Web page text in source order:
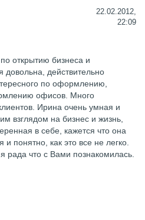
22.02.2012,
22:09
открытию бизнеса и
довольна, действительно
по оформлению,
офисов. Много
Ирина очень умная и
взглядом на бизнес и жизнь,
в себе, кажется что она
и понятно, как это все не легко.
рада что с Вами познакомилась.